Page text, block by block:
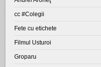
cc #Colegii
Fete cu etichete
Filmul Usturoi
Groparu